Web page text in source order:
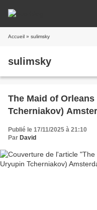
Accueil » sulimsky
sulimsky
The Maid of
Tcherniakov)
Publié le 17/11/2025 à 21:10
Par David